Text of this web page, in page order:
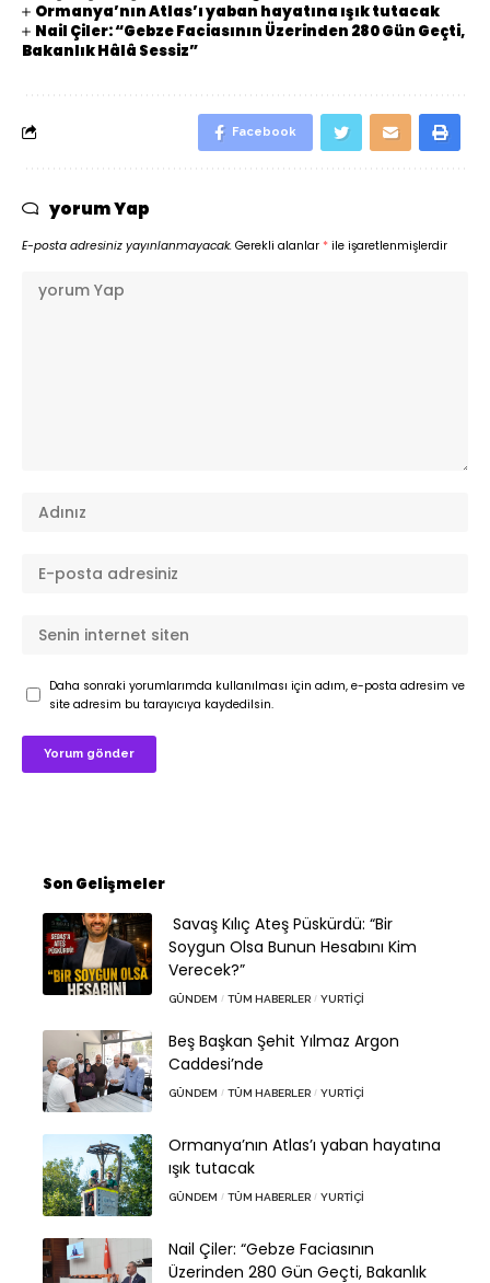
Ormanya’nın Atlas’ı yaban hayatına ışık tutacak
Nail Çiler: “Gebze Faciasının Üzerinden 280 Gün Geçti,
Bakanlık Hâlâ Sessiz”
Facebook
yorum Yap
E-posta adresiniz yayınlanmayacak. Gerekli alanlar * ile işaretlenmişlerdir
Daha sonraki yorumlarımda kullanılması için adım, e-posta adresim ve
site adresim bu tarayıcıya kaydedilsin.
Son Gelişmeler
Savaş Kılıç Ateş Püskürdü: “Bir
Soygun Olsa Bunun Hesabını Kim
Verecek?”
GÜNDEM TÜM HABERLER YURTIÇI
Beş Başkan Şehit Yılmaz Argon
Caddesi’nde
GÜNDEM TÜM HABERLER YURTIÇI
Ormanya’nın Atlas’ı yaban hayatına
ışık tutacak
GÜNDEM TÜM HABERLER YURTIÇI
Nail Çiler: “Gebze Faciasının
Üzerinden 280 Gün Geçti, Bakanlık